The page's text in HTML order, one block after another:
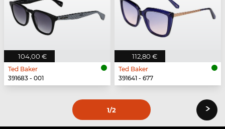
104,00 €
Ted Baker
391683 - 001
112,80 €
Ted Baker
391641 - 677
1/2 ›